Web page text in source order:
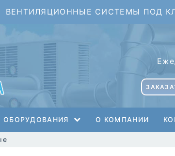
ВЕНТИЛЯЦИОННЫЕ СИСТЕМЫ ПОД
ОБОРУДОВАНИЯ О КОМПАНИИ